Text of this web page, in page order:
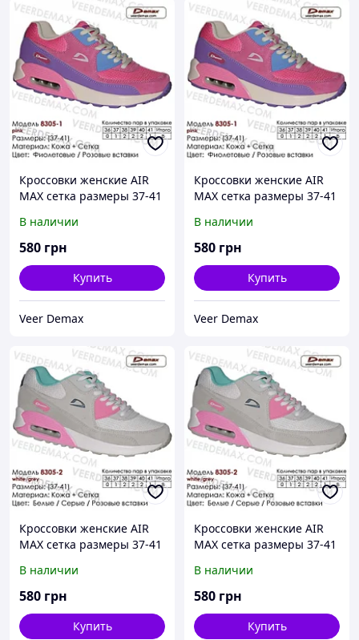
Кроссовки женские AIR
MAX сетка размеры 37-41
В наличии
580 грн
Купить
Veer Demax
Кроссовки женские AIR
MAX сетка размеры 37-41
В наличии
580 грн
Купить
Veer Demax
Кроссовки женские AIR
MAX сетка размеры 37-41
В наличии
580 грн
Купить
Кроссовки женские AIR
MAX сетка размеры 37-41
В наличии
580 грн
Купить